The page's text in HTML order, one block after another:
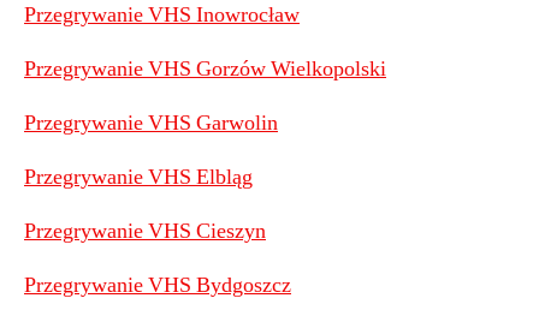
Przegrywanie VHS Inowrocław
Przegrywanie VHS Gorzów Wielkopolski
Przegrywanie VHS Garwolin
Przegrywanie VHS Elbląg
Przegrywanie VHS Cieszyn
Przegrywanie VHS Bydgoszcz